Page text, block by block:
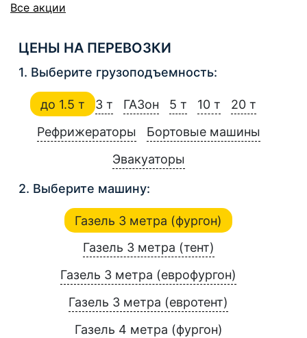
Все акции
ЦЕНЫ НА ПЕРЕВОЗКИ
1. Выберите грузоподъемность:
до 1.5 т 3 т ГАЗон 5 т 10 т
20 т
Рефрижераторы
Бортовые машины
Эвакуаторы
2. Выберите машину:
Газель 3 метра (фургон)
Газель 3 метра (тент)
Газель 3 метра (еврофургон)
Газель 3 метра (евротент)
Газель 4 метра (фургон)